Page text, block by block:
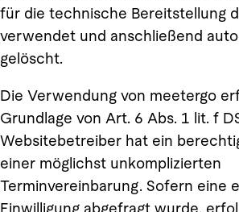
für die technische Bereitstellung
verwendet und anschließend
gelöscht.
Die Verwendung von meetergo
Grundlage von Art. 6 Abs. 1 lit. f
Websitebetreiber hat ein
einer möglichst unkomplizierten
Terminvereinbarung. Sofern eine
Einwilligung abgefragt wurde,